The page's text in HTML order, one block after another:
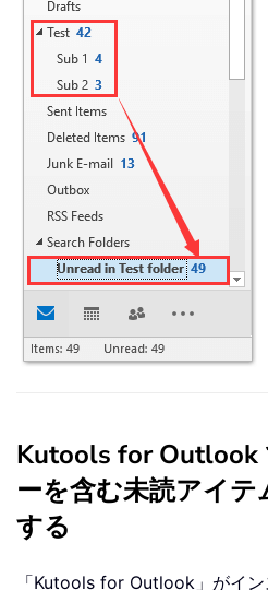
Kutools for Outlook
ーを含む未読アイ
する
「Kutools for Outlook」がイン